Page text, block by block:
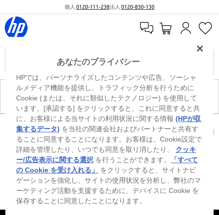
個人 0120-111-238法人 0120-830-130
現在、このカテゴリには商品がありません。
カートを確認
※ Windowsのすべてのエディションまたはバージョンで、すべての機能を使用でき
るわけではありません。Windowsの機能を最大限に活用するには、システムのハ
ードウェア、ドライバー、ソフトウェアのアップグレードおよび/または別途購
入、あるいはBIOSのアップデートが必要になる場合があります。Windowsは自動
的にアップデートされ、有効になります。高速インターネットとMicrosoftアカウ
ントが必要になります。ISPの料金が適用され、今後アップデートの際に要件が追
加される場合があります。http://www.windows.com 外部リンクアイコンをご覧く
ださい。
あなたのプライバシー
HPでは、パーソナライズしたコンテンツや広告、ソーシャ
ルメディア機能を提供し、トラフィック分析を行うために
Cookie (または、それに類似したテクノロジー) を使用して
います。[承認する] をクリックすると、これに同意すると共
に、お客様による当サイトの利用状況に関する情報(HPが収
集するデータ) を当社の関連会社およびパートナーと共有す
ることに同意することになります。お客様は、Cookie設定で
詳細を管理したり、いつでも同意を取り消したり、 クッキ
ー/広告表示に関する選択 を行うことができます。
「すべて
の Cookie を受け入れる」
をクリックすると、サイトナビ
ゲーションを強化し、サイトの使用状況を分析し、弊社のマ
ーケティング活動を支援するために、デバイスに Cookie を
保存することに同意したことになります。